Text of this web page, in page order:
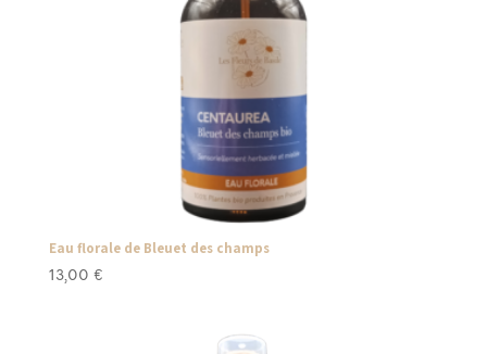
Eau florale de Bleuet des champs
13,00 €